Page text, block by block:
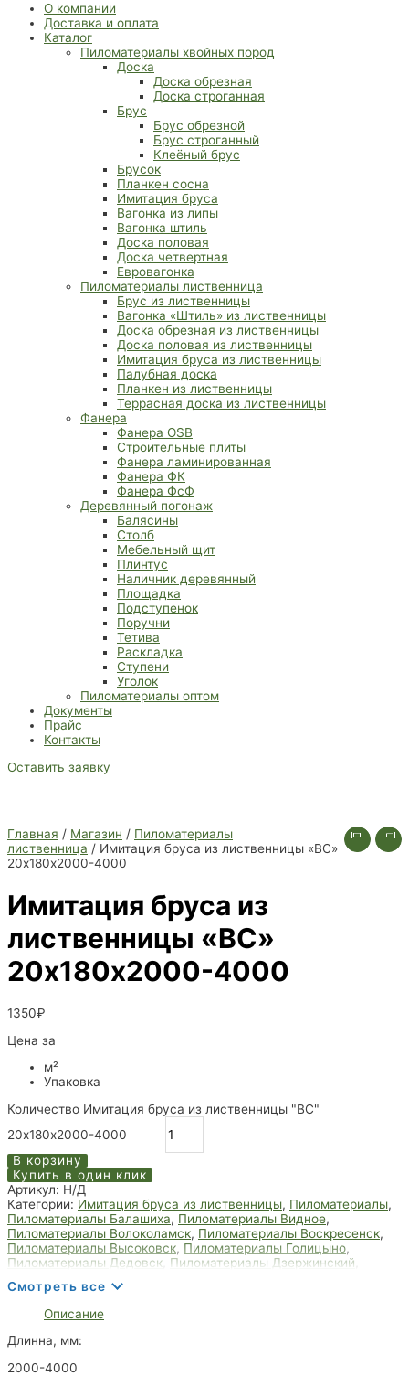
О компании
Доставка и оплата
Каталог
Пиломатериалы хвойных пород
Доска
Доска обрезная
Доска строганная
Брус
Брус обрезной
Брус строганный
Клеёный брус
Брусок
Планкен сосна
Имитация бруса
Вагонка из липы
Вагонка штиль
Доска половая
Доска четвертная
Евровагонка
Пиломатериалы лиственница
Брус из лиственницы
Вагонка «Штиль» из лиственницы
Доска обрезная из лиственницы
Доска половая из лиственницы
Имитация бруса из лиственницы
Палубная доска
Планкен из лиственницы
Террасная доска из лиственницы
Фанера
Фанера OSB
Строительные плиты
Фанера ламинированная
Фанера ФК
Фанера ФсФ
Деревянный погонаж
Балясины
Столб
Мебельный щит
Плинтус
Наличник деревянный
Площадка
Подступенок
Поручни
Тетива
Раскладка
Ступени
Уголок
Пиломатериалы оптом
Документы
Прайс
Контакты
Оставить заявку
Главная / Магазин / Пиломатериалы
лиственница / Имитация бруса из лиственницы «ВC»
20х180х2000-4000
Имитация бруса из
лиственницы «ВC»
20х180х2000-4000
1350₽
Цена за
м²
Упаковка
Количество Имитация бруса из лиственницы "ВC"
20х180х2000-4000
В корзину
Купить в один клик
Артикул: Н/Д
Категории: Имитация бруса из лиственницы, Пиломатериалы,
Пиломатериалы Балашиха, Пиломатериалы Видное,
Пиломатериалы Волоколамск, Пиломатериалы Воскресенск,
Пиломатериалы Высоковск, Пиломатериалы Голицыно,
Пиломатериалы Дедовск Пиломатериалы Дзержинский
Пиломатериалы Домодедово
Пиломатериалы Дубна
Пиломатериалы Жуковский
Пиломатериалы Звенигород
Пиломатериалы Королёв
Пиломатериалы Мытищи
Смотреть все
Описание
Длинна, мм:
2000-4000